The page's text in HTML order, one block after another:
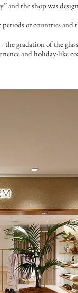
the shop was
or countries and
the gradation of the
and holiday-like